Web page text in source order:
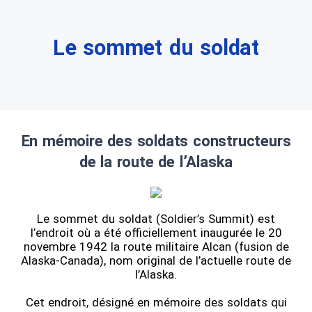
Le sommet du soldat
En mémoire des soldats constructeurs
de la route de l’Alaska
Le sommet du soldat (Soldier’s Summit) est
l’endroit où a été officiellement inaugurée le 20
novembre 1942 la route militaire Alcan (fusion de
Alaska-Canada), nom original de l’actuelle route de
l’Alaska.
Cet endroit, désigné en mémoire des soldats qui